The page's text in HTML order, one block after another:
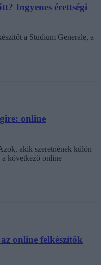
Ingyenes érettségi
a Studium Generale, a
online
akik szeretnének külön
a következő online
online felkészítők